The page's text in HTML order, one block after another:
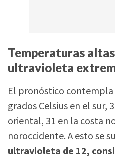
Temperaturas
ultravioleta
El pronóstico
grados Celsius en el sur,
oriental, 31 en la costa
noroccidente. A esto se
ultravioleta de 12,